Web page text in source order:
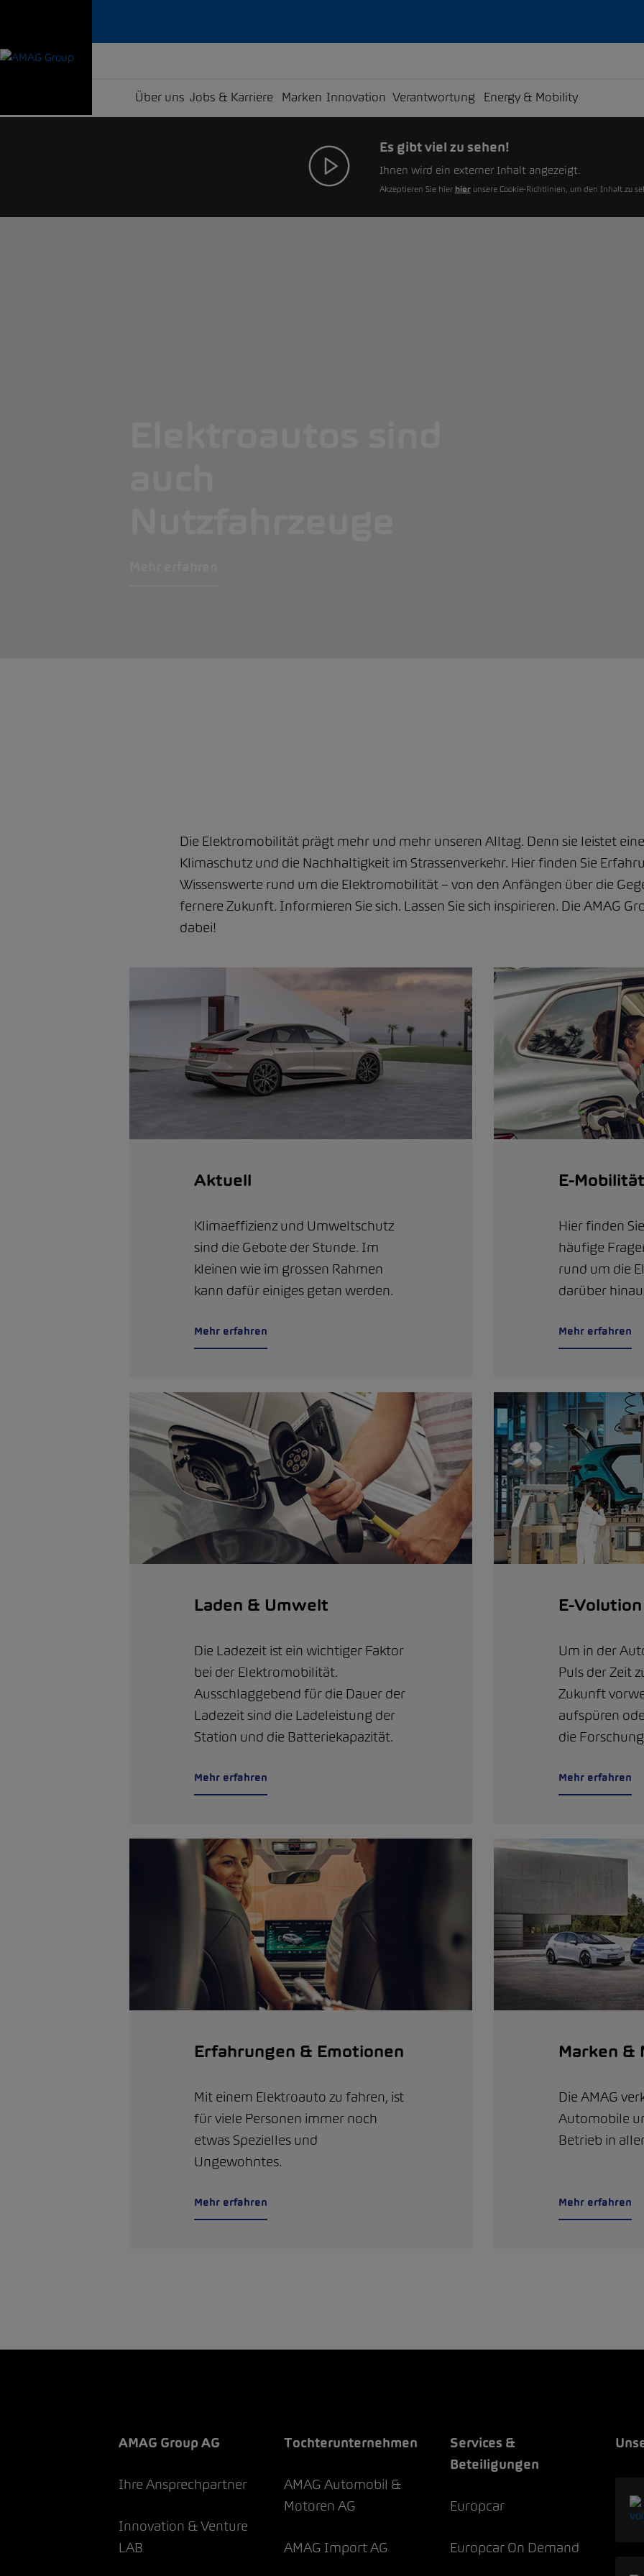
Über uns Jobs & Karriere Marken Innovation Verantwortung Energy & Mobility
Es gibt viel zu sehen!
Ihnen wird ein externer Inhalt angezeigt.
Akzeptieren Sie hier hierunsere Cookie-Richtlinien, um den Inhalt zu
Die Elektromobilität prägt mehr und mehr unseren Alltag. Denn sie leistet
Klimaschutz und die Nachhaltigkeit im Strassenverkehr. Hier finden Sie
Wissenswerte rund um die Elektromobilität – von den Anfängen über die
fernere Zukunft. Informieren Sie sich. Lassen Sie sich inspirieren. Die AMAG
dabei!
Aktuell
Klimaeffizienz und Umweltschutz
sind die Gebote der Stunde. Im
kleinen wie im grossen Rahmen
kann dafür einiges getan werden.
Mehr erfahren
E-Mobilität
Hier finden
häufige
rund um die
darüber
Mehr erfahren
Laden & Umwelt
Die Ladezeit ist ein wichtiger Faktor
bei der Elektromobilität.
Ausschlaggebend für die Dauer der
Ladezeit sind die Ladeleistung der
Station und die Batteriekapazität.
Mehr erfahren
E-Volution
Um in der
Puls der Zeit
Zukunft
aufspüren
die
Mehr erfahren
Erfahrungen & Emotionen
Mit einem Elektroauto zu fahren, ist
für viele Personen immer noch
etwas Spezielles und
Ungewohntes.
Mehr erfahren
Marken &
Die AMAG
Automobile
Betrieb in
Mehr erfahren
AMAG Group AG
Ihre Ansprechpartner
Innovation & Venture
LAB
Tochterunternehmen
AMAG Automobil &
Motoren AG
AMAG Import AG
Services &
Beteiligungen
Europcar
Europcar On Demand